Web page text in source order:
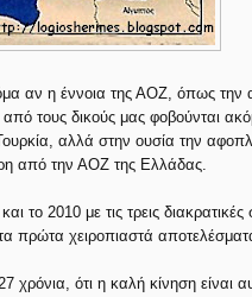
αν η έννοια της ΑΟΖ, όπως την
τους δικούς μας φοβούνται
αλλά στην ουσία την
από την ΑΟΖ της Ελλάδας.
το 2010 με τις τρεις διακρατικές
πρώτα χειροπιαστά
ότι η καλή κίνηση είναι